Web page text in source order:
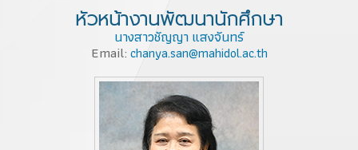
หัวหน้างานพัฒนานักศึกษา
นางสาวชัญญา แสงจันทร์
Email: chanya.san@mahidol.ac.th